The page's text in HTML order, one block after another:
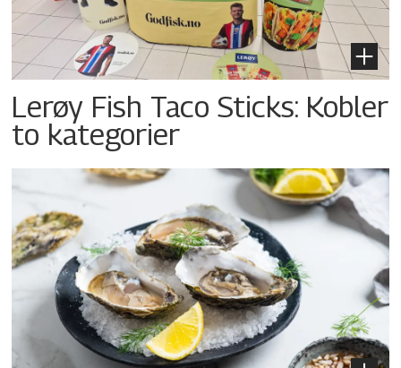
Lerøy Fish Taco Sticks: Kobler
to kategorier